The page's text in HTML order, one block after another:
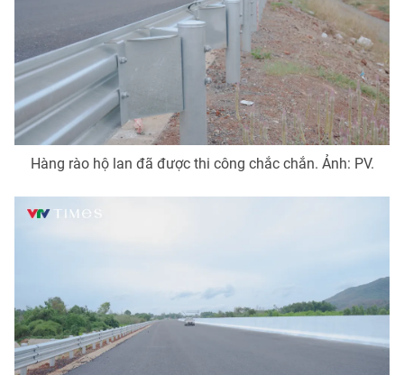
Hàng rào hộ lan đã được thi công chắc chắn. Ảnh: PV.